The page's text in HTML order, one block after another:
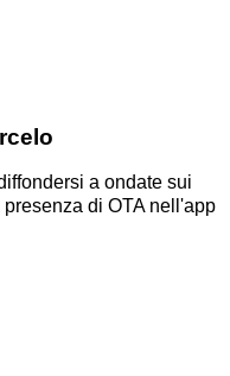
a ondate sui
di OTA nell'app